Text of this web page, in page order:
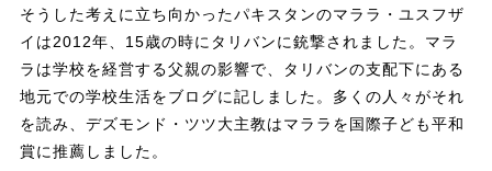
そうした考えに立ち向かったパキスタンのマララ・ユスフザ
イは2012年、15歳の時にタリバンに銃撃されました。マラ
ラは学校を経営する父親の影響で、タリバンの支配下にある
地元での学校生活をブログに記しました。多くの人々がそれ
を読み、デズモンド・ツツ大主教はマララを国際子ども平和
賞に推薦しました。